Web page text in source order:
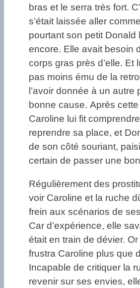
bras et le serra très fort.
s’était laissée aller
pourtant son petit Donald
encore. Elle avait besoin
corps gras près d’elle. Et
pas moins ému de la
l’avoir donnée à un autre
bonne cause. Après
Caroline lui fit
reprendre sa place, et
de son côté souriant,
certain de passer une
Régulièrement des
voir Caroline et la ruche
frein aux scénarios de
Car d’expérience, elle
était en train de dévier.
frustra Caroline plus que
Incapable de critiquer la
revenir sur ses envies,